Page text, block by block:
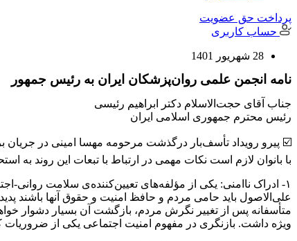
پرداخت حق عضویت
حساب کاربری
28 شهریور 1401
نامه انجمن علمی روان‌پزشکان ایران به رئیس جمهور
جناب آقای حجت‌الاسلام دکتر ابراهیم رئیسی
رئیس محترم جمهوری اسلامی ایران
☑️ پیرو رویداد تأسف‌بار درگذشت مرحومه مهسا امینی در جریان
با بانوان لازم است نکات مهمی در ارتباط با تبعات این روند به
١- ادراک ناامنی: یکی از مؤلفه‌های تعیین‌کننده‌ی سلامت
علی‌الاصول باید حامی مردم و حافظ امنیت و حقوق آنها باشند
متأسفانه پس از تغییر نگرش مردم، بازگشت آن بسیار دشوار
ویژه داشت. بازنگری در مفهوم امنیت اجتماعی یکی از